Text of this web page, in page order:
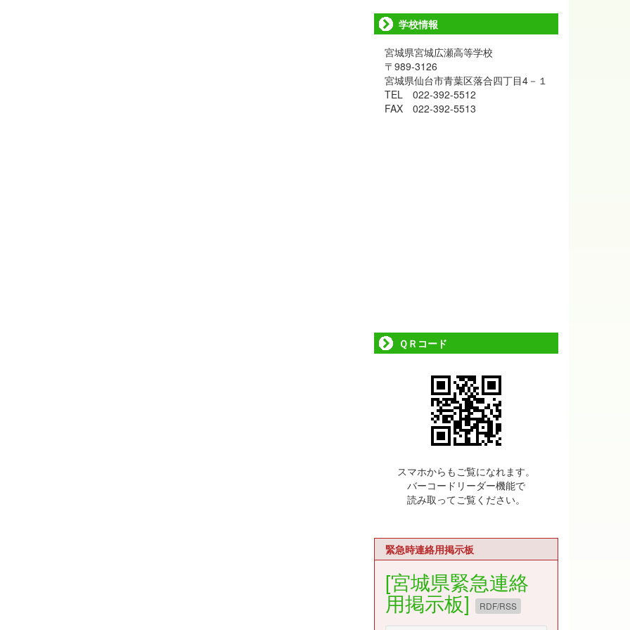
学校情報
宮城県宮城広瀬高等学校
〒989-3126
宮城県仙台市青葉区落合四丁目4－１
TEL 022-392-5512
FAX 022-392-5513
ＱＲコード
スマホからもご覧になれます。
バーコードリーダー機能で
読み取ってご覧ください。
緊急時連絡用掲示板
[宮城県緊急連絡
用掲示板] RDF/RSS